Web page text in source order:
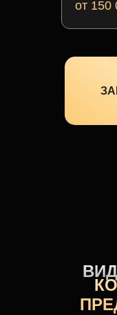
от 150